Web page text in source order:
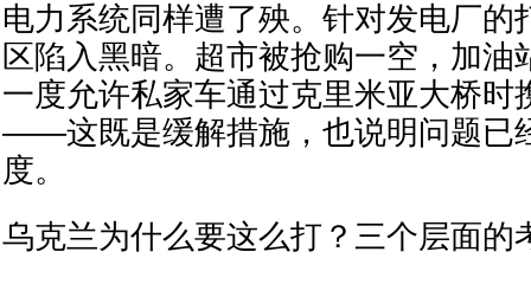
电力系统同样遭了殃。针对发电厂的
区陷入黑暗。超市被抢购一空，加油
一度允许私家车通过克里米亚大桥时
——这既是缓解措施，也说明问题已
度。
乌克兰为什么要这么打？三个层面的